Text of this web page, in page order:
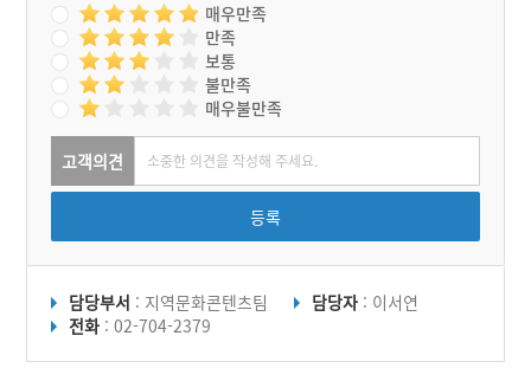
매우만족
만족
보통
불만족
매우불만족
고객의견
등록
담당부서 : 지역문화콘텐츠팀 담당자 : 이서연
전화 : 02-704-2379